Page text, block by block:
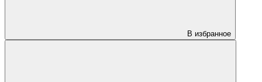
В избранное